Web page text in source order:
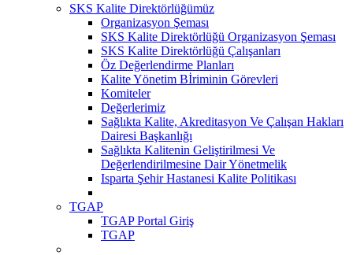
SKS Kalite Direktörlüğümüz
Organizasyon Şeması
SKS Kalite Direktörlüğü Organizasyon Şeması
SKS Kalite Direktörlüğü Çalışanları
Öz Değerlendirme Planları
Kalite Yönetim Bİriminin Görevleri
Komiteler
Değerlerimiz
Sağlıkta Kalite, Akreditasyon Ve Çalışan Hakları
Dairesi Başkanlığı
Sağlıkta Kalitenin Geliştirilmesi Ve
Değerlendirilmesine Dair Yönetmelik
Isparta Şehir Hastanesi Kalite Politikası
TGAP
TGAP Portal Giriş
TGAP